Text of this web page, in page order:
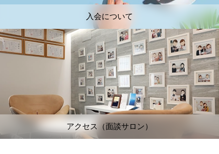
入会について
アクセス（面談サロン）